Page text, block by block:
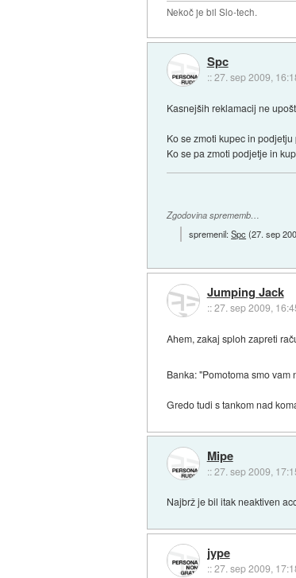
Nekoč je bil Slo-tech.
Spc
::27. sep 2009,
Kasnejših reklamacij ne
Ko se zmoti kupec in
Ko se pa zmoti podjetje in
Zgodovina sprememb…
spremenil:Spc (27. sep
Jumping Jack
::27. sep 2009,
Ahem, zakaj sploh zapreti
Banka: "Pomotoma smo
Gredo tudi s tankom nad
Mipe
::27. sep 2009,
Najbrž je bil itak neaktiven
jype
::27. sep 2009,